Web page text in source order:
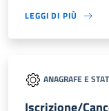
LEGGI DI PIÙ
ANAGRAFE E
Iscrizione/